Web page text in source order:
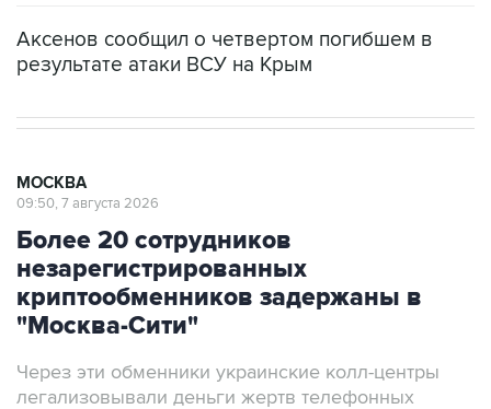
Аксенов сообщил о четвертом погибшем в
результате атаки ВСУ на Крым
МОСКВА
09:50, 7 августа 2026
Более 20 сотрудников
незарегистрированных
криптообменников задержаны в
"Москва-Сити"
Через эти обменники украинские колл-центры
легализовывали деньги жертв телефонных